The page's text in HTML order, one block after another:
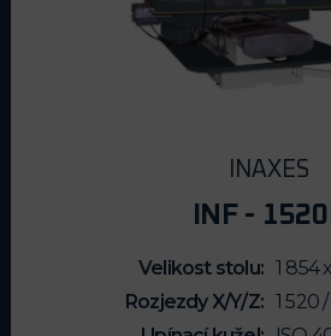
INAXES
INF -
Velikost stolu
1 854
Rozjezdy X/Y/Z
1 520